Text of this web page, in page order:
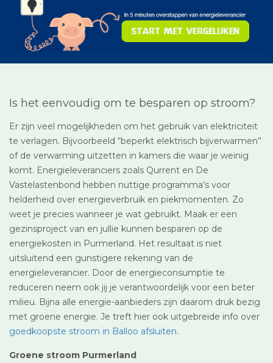
Is het eenvoudig om te besparen op stroom?
Er zijn veel mogelijkheden om het gebruik van elektriciteit
te verlagen. Bijvoorbeeld “beperkt elektrisch bijverwarmen”
of de verwarming uitzetten in kamers die waar je weinig
komt. Energieleveranciers zoals Qurrent en De
Vastelastenbond hebben nuttige programma’s voor
helderheid over energieverbruik en piekmomenten. Zo
weet je precies wanneer je wat gebruikt. Maak er een
gezinsproject van en jullie kunnen besparen op de
energiekosten in Purmerland. Het resultaat is niet
uitsluitend een gunstigere rekening van de
energieleverancier. Door de energieconsumptie te
reduceren neem ook jij je verantwoordelijk voor een beter
milieu. Bijna alle energie-aanbieders zijn daarom druk bezig
met groene energie. Je treft hier ook uitgebreide info over
goedkoopste stroom in Balloo afsluiten.
Groene stroom Purmerland